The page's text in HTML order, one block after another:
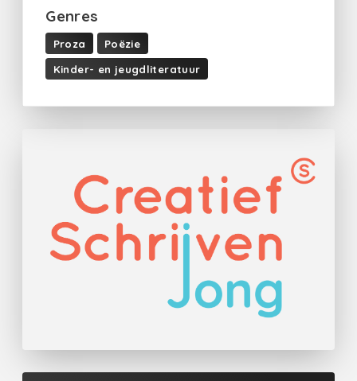
Genres
Proza Poëzie
Kinder- en jeugdliteratuur